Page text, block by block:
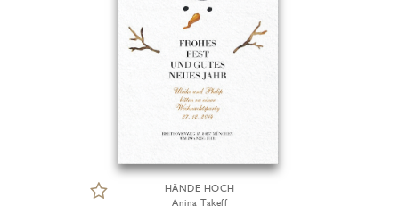
HÄNDE HOCH
Anina Takeff